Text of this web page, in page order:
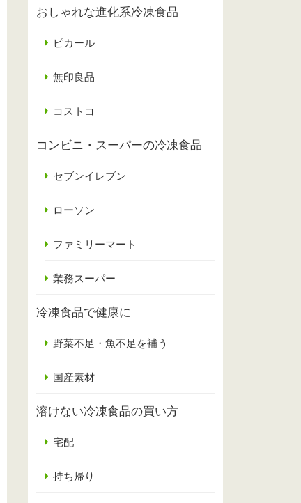
おしゃれな進化系冷凍食品
ピカール
無印良品
コストコ
コンビニ・スーパーの冷凍食品
セブンイレブン
ローソン
ファミリーマート
業務スーパー
冷凍食品で健康に
野菜不足・魚不足を補う
国産素材
溶けない冷凍食品の買い方
宅配
持ち帰り